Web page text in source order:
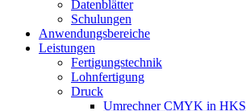
Datenblätter
Schulungen
Anwendungsbereiche
Leistungen
Fertigungstechnik
Lohnfertigung
Druck
Umrechner CMYK in HKS